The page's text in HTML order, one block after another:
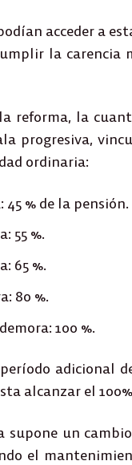
acceder a
la carencia
reforma, la
progresiva,
ordinaria:
45 % de la pensión.
55 %.
65 %.
80 %.
100 %.
adicional
alcanzar el
supone un
el